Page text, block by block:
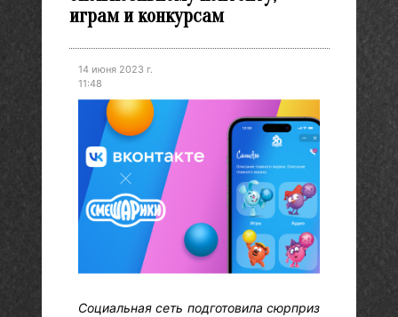
играм и конкурсам
14 июня 2023 г.
11:48
Социальная сеть подготовила сюрприз